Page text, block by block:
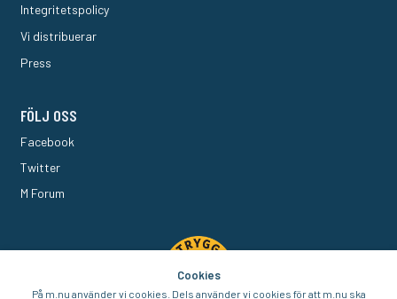
Integritetspolicy
Vi distribuerar
Press
FÖLJ OSS
Facebook
Twitter
M Forum
Cookies
På m.nu använder vi cookies. Dels använder vi cookies för att m.nu ska